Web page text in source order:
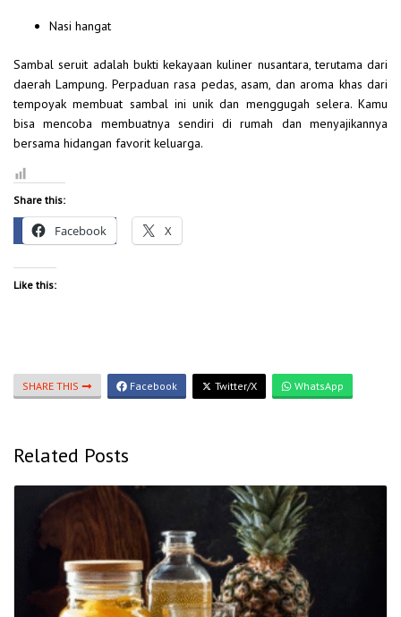
Nasi hangat
Sambal seruit adalah bukti kekayaan kuliner nusantara, terutama dari
daerah Lampung. Perpaduan rasa pedas, asam, dan aroma khas dari
tempoyak membuat sambal ini unik dan menggugah selera. Kamu
bisa mencoba membuatnya sendiri di rumah dan menyajikannya
bersama hidangan favorit keluarga.
Share this:
Facebook X
Like this:
SHARE THIS Facebook Twitter/X WhatsApp
Related Posts